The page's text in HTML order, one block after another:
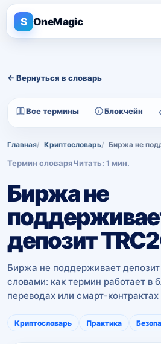
S OneMagic
← Вернуться в словарь
Все термины Блокчейн
Главная Криптословарь
Термин словаряЧитать: 1 мин.
Биржа не
депозит
Биржа не поддерживает
словами: как термин работает в
переводах или смарт-контрактах
Криптословарь Практика